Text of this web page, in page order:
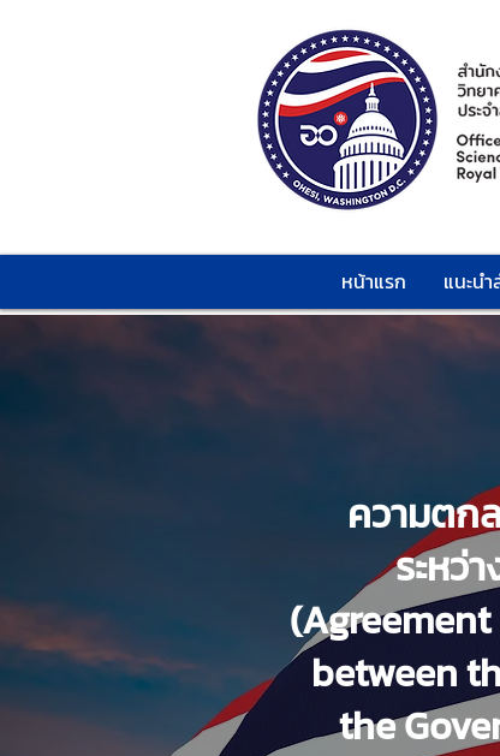
หน้าแรก แนะน
ความตก
ระหว่
between
the